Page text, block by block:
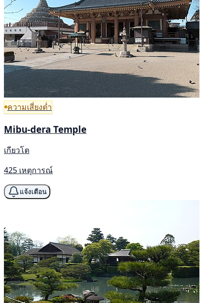
ความเสี่ยงต่ำ
Mibu-dera Temple
เกียวโต
425 เหตุการณ์
แจ้งเตือน